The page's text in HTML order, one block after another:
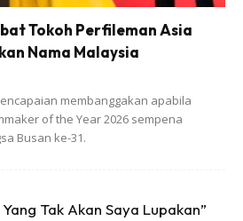
Ads
Tokoh Perfileman Asia
Nama Malaysia
membanggakan apabila
of the Year 2026 sempena
Busan ke-31.
Tak Akan Saya Lupakan”